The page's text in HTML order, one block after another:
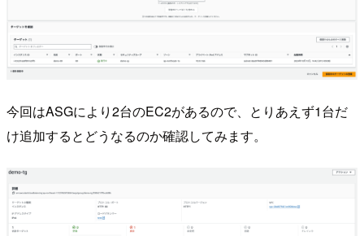
今回はASGにより2台のEC2があるので、とりあえず1台だ
け追加するとどうなるのか確認してみます。